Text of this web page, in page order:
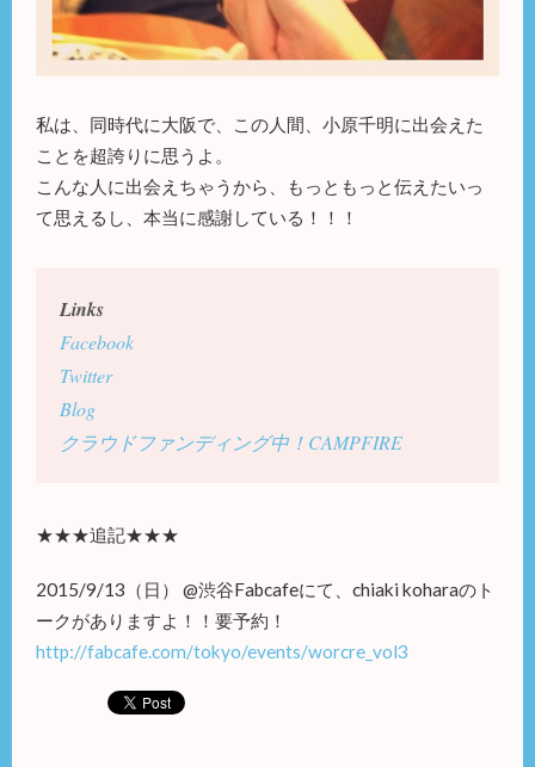
私は、同時代に大阪で、この人間、小原千明に出会えた
ことを超誇りに思うよ。
こんな人に出会えちゃうから、もっともっと伝えたいっ
て思えるし、本当に感謝している！！！
Links
Facebook
Twitter
Blog
クラウドファンディング中！CAMPFIRE
★★★追記★★★
2015/9/13（日） @渋谷Fabcafeにて、chiaki koharaのト
ークがありますよ！！要予約！
http://fabcafe.com/tokyo/events/worcre_vol3